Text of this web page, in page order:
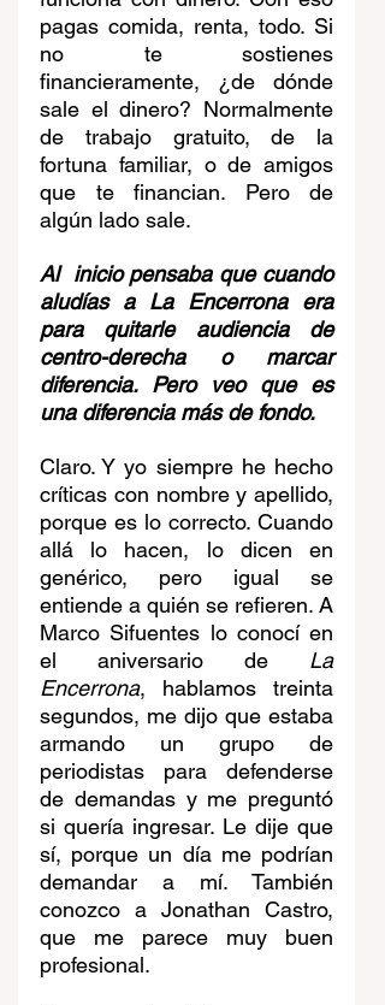
pagas comida, renta, todo. Si
no te sostienes
financieramente, ¿de dónde
sale el dinero? Normalmente
de trabajo gratuito, de la
fortuna familiar, o de amigos
que te financian. Pero de
algún lado sale.
Al  inicio pensaba que cuando
aludías a La Encerrona era
para quitarle audiencia de
centro-derecha o marcar
diferencia. Pero veo que es
una diferencia más de fondo.
Claro. Y yo siempre he hecho
críticas con nombre y apellido,
porque es lo correcto. Cuando
allá lo hacen, lo dicen en
genérico, pero igual se
entiende a quién se refieren. A
Marco Sifuentes lo conocí en
el aniversario de La
Encerrona, hablamos treinta
segundos, me dijo que estaba
armando un grupo de
periodistas para defenderse
de demandas y me preguntó
si quería ingresar. Le dije que
sí, porque un día me podrían
demandar a mí. También
conozco a Jonathan Castro,
que me parece muy buen
profesional.